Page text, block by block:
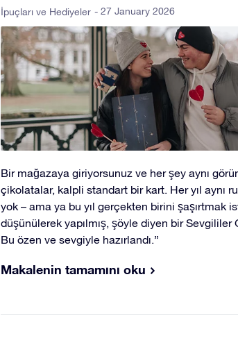
İpuçları ve Hediyeler - 27 January 2026
Bir mağazaya giriyorsunuz ve her şey aynı
çikolatalar, kalpli standart bir kart. Her yıl aynı
yok – ama ya bu yıl gerçekten birini şaşırtmak
düşünülerek yapılmış, şöyle diyen bir Sevgililer
Bu özen ve sevgiyle hazırlandı.”
Makalenin tamamını oku